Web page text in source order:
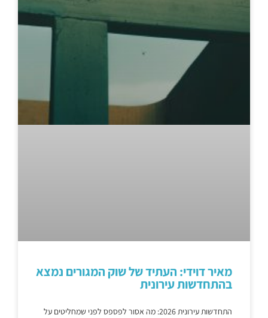
מאיר דוידי: העתיד של שוק המגורים נמצא
בהתחדשות עירונית
התחדשות עירונית 2026: מה אסור לפספס לפני שמחליטים על